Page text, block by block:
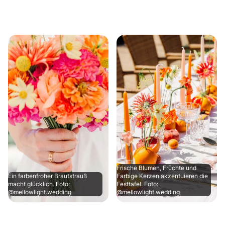
Ein farbenfroher Brautstrauß
macht glücklich. Foto:
@mellowlight.wedding
Frische Blumen, Früchte und
Farbige Kerzen akzentuieren die
Festtafel. Foto:
@mellowlight.wedding